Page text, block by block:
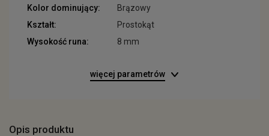
Kolor dominujący:
Brązowy
Kształt:
Prostokąt
Wysokość runa:
8 mm
więcej parametrów
Opis produktu